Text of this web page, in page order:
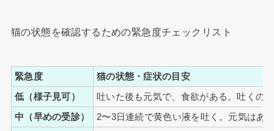
猫の状態を確認するための緊急度チェックリスト
緊急度 猫の状態・症状の目安
低（様子見可） 吐いた後も元気で、食欲がある。吐くの
中（早めの受診） 2〜3日連続で黄色い液を吐く。元気はあ